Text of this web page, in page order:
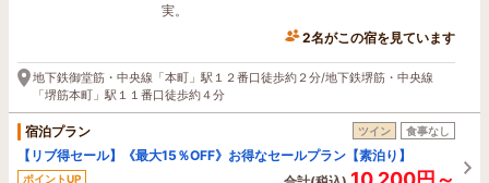
実。
2名がこの宿を見ています
2時間前に予約されました
地下鉄御堂筋・中央線「本町」駅１２番口徒歩約２分/地下鉄堺筋・中央線
「堺筋本町」駅１１番口徒歩約４分
宿泊プラン ツイン 食事なし
【リブ得セール】《最大15％OFF》お得なセールプラン【素泊り】
ポイントUP